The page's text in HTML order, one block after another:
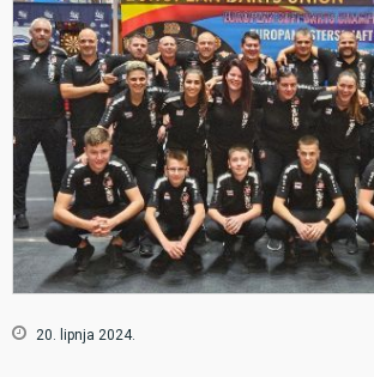
20. lipnja 2024.